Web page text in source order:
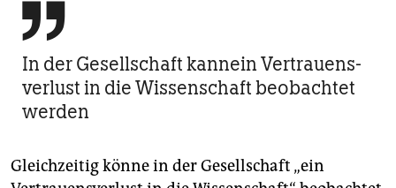

In der Gesellschaft kannein Ver­trauens­
verlust in die Wissenschaft beobachtet
werden
Gleichzeitig könne in der Gesellschaft „ein